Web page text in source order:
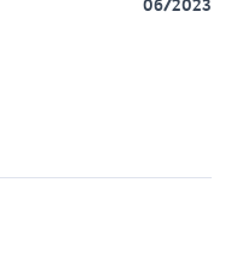
06/2023